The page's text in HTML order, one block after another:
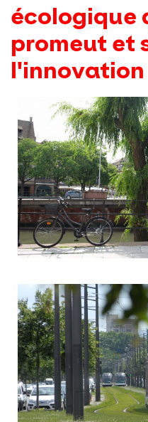
écologique
promeut et
l'innovation